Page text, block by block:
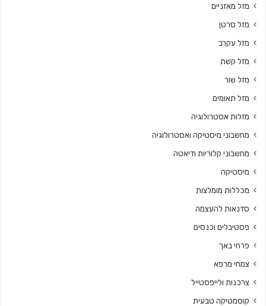
מזל מאזניים
מזל סרטן
מזל עקרב
מזל קשת
מזל שור
מזל תאומים
מזלות אסטרולוגיה
מחשבוני מיסטיקה ואסטרולוגיה
מחשבוני קלוריות ודיאטה
מיסטיקה
מכללות מומלצות
סדנאות להעצמה
פסטיבלים וכנסים
פרחי באך
צמחי מרפא
צרכנות ולייפסטייל
קוסמטיקה טבעית